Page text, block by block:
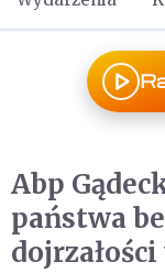
Abp
państwa